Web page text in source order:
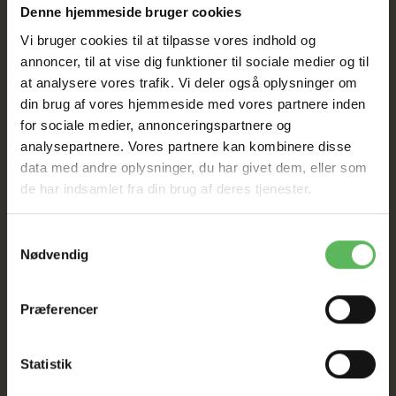
Denne hjemmeside bruger cookies
Vi bruger cookies til at tilpasse vores indhold og
annoncer, til at vise dig funktioner til sociale medier og til
at analysere vores trafik. Vi deler også oplysninger om
din brug af vores hjemmeside med vores partnere inden
for sociale medier, annonceringspartnere og
analysepartnere. Vores partnere kan kombinere disse
data med andre oplysninger, du har givet dem, eller som
de har indsamlet fra din brug af deres tjenester.
Nødvendig
Præferencer
Statistik
Tilbud GÆLDER IKKE
I FYSISK BUTIKKERE
ønsker, at posen skal række længere, eller hvis du har
flere hunde derhjemme!